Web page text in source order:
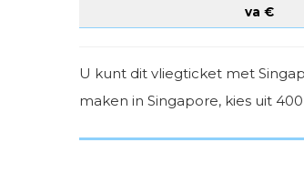
va €
U kunt dit vliegticket met
maken in Singapore, kies uit 400